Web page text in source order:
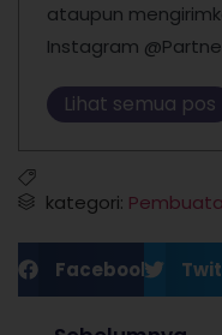
ataupun
Instagram
Lihat semua pos
kategori:
Facebook